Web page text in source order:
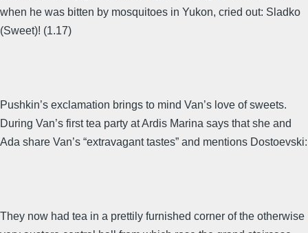
when he was bitten by mosquitoes in Yukon, cried out: Sladko
(Sweet)! (1.17)
Pushkin’s exclamation brings to mind Van’s love of sweets.
During Van’s first tea party at Ardis Marina says that she and
Ada share Van’s “extravagant tastes” and mentions Dostoevski:
They now had tea in a prettily furnished corner of the otherwise